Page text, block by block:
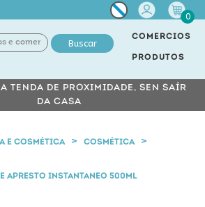
Miña
conta
0
Buscar
COMERCIOS
PRODUTOS
TENDA DE PROXIMIDADE, SEN SAÍR
DA CASA
E COSMÉTICA COSMÉTICA
APRESTO INSTANTANEO 500ML